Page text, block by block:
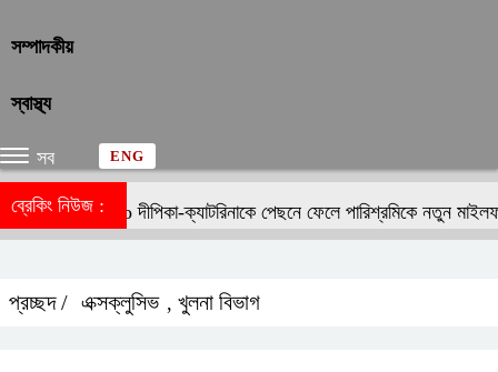
সম্পাদকীয়
স্বাস্থ্য
সব ENG
ব্রেকিং নিউজ : দীপিকা-ক্যাটরিনাকে পেছনে ফেলে পারিশ্রমিকে নতুন
প্রচ্ছদ / এক্সক্লুসিভ , খুলনা বিভাগ